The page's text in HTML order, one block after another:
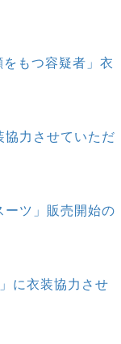
もつ容疑者」衣
協力させていただ
ーツ」販売開始の
に衣装協力させ